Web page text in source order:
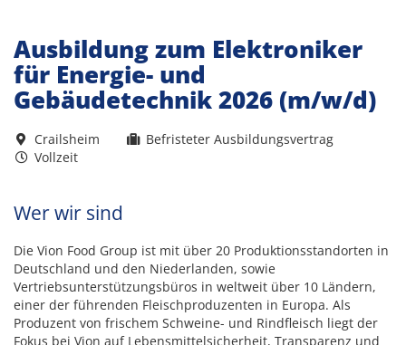
Ausbildung zum Elektroniker
für Energie- und
Gebäudetechnik 2026 (m/w/d)
Crailsheim
Befristeter Ausbildungsvertrag
Vollzeit
Wer wir sind
Die Vion Food Group ist mit über 20 Produktionsstandorten in
Deutschland und den Niederlanden, sowie
Vertriebsunterstützungsbüros in weltweit über 10 Ländern,
einer der führenden Fleischproduzenten in Europa. Als
Produzent von frischem Schweine- und Rindfleisch liegt der
Fokus bei Vion auf Lebensmittelsicherheit, Transparenz und